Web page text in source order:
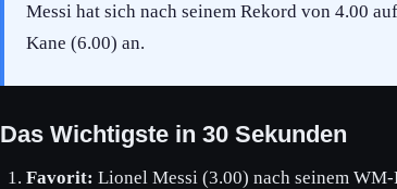
Messi hat sich nach seinem Rekord von 4.00
Kane (6.00) an.
Das Wichtigste in 30 Sekunden
Favorit: Lionel Messi (3.00) nach seinem